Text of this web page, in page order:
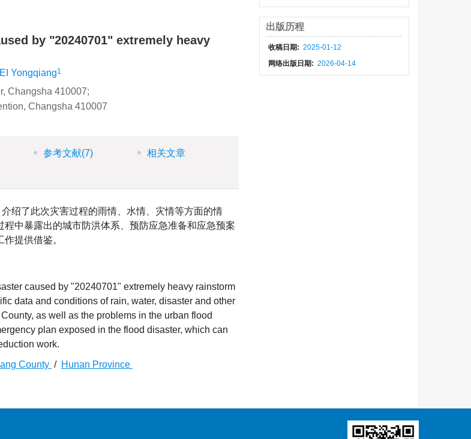
by "20240701" extremely heavy
Yongqiang1
Changsha 410007;
Changsha 410007
参考文献(7)
相关文章
绍了此次灾害过程的雨情、水情、灾情等方面的情
中暴露出的城市防洪体系、预防应急准备和应急预案
提供借鉴。
caused by "20240701" extremely heavy rainstorm
data and conditions of rain, water, disaster and other
as well as the problems in the urban flood
plan exposed in the flood disaster, which can
work.
County / Hunan Province
出版历程
收稿日期: 2025-01-12
网络出版日期: 2026-04-14